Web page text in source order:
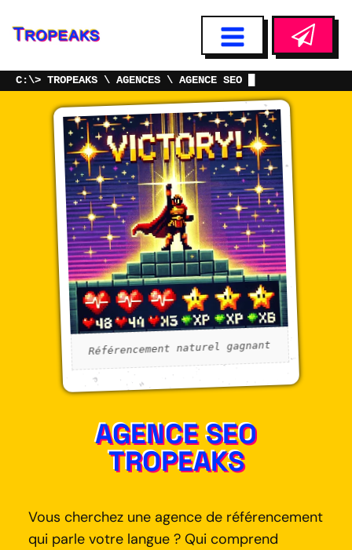
TROPEAKS AGENCES AGENCE SEO
AGENCE SEO
TROPEAKS
Vous cherchez une agence de référencement
qui parle votre langue ? Qui comprend
Référencement naturel gagnant